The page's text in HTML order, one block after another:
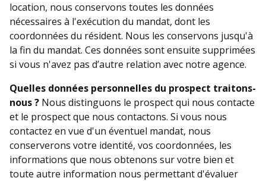
location, nous conservons toutes les données
nécessaires à l'exécution du mandat, dont les
coordonnées du résident. Nous les conservons jusqu'à
la fin du mandat. Ces données sont ensuite supprimées
si vous n'avez pas d’autre relation avec notre agence.
Quelles données personnelles du prospect traitons-
nous ? Nous distinguons le prospect qui nous contacte
et le prospect que nous contactons. Si vous nous
contactez en vue d'un éventuel mandat, nous
conserverons votre identité, vos coordonnées, les
informations que nous obtenons sur votre bien et
toute autre information nous permettant d'évaluer